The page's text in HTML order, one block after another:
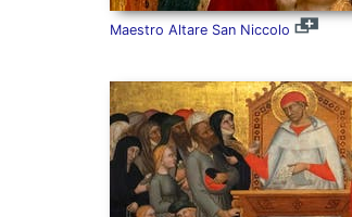
Maestro Altare San Niccolo